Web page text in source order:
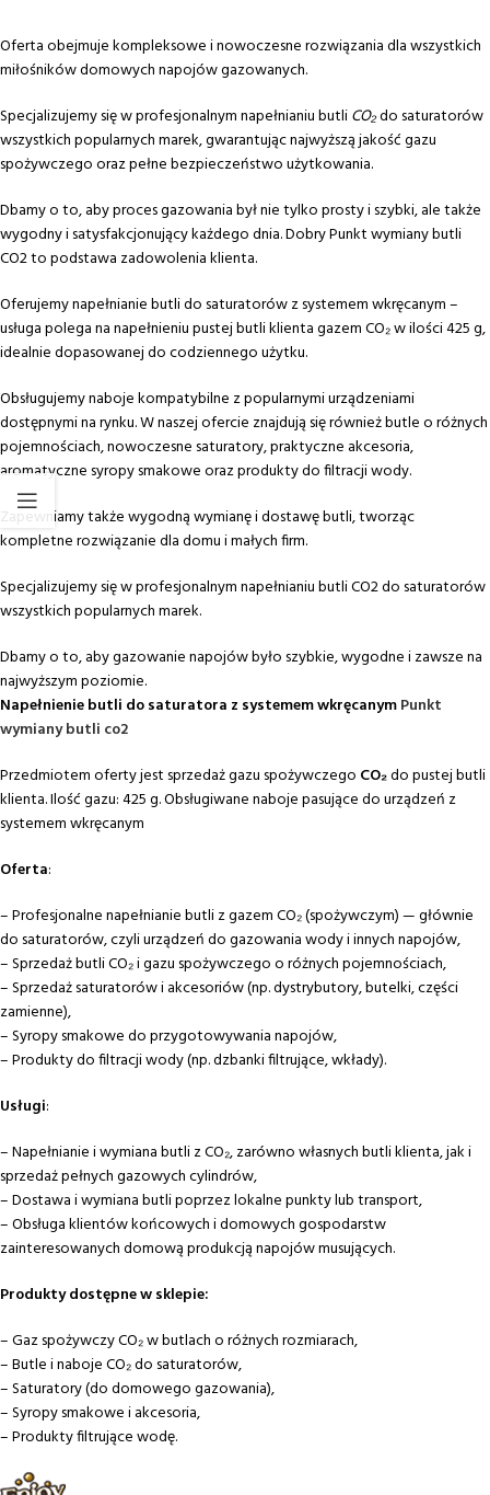
Oferta obejmuje kompleksowe i nowoczesne rozwiązania dla wszystkich
miłośników domowych napojów gazowanych.
Specjalizujemy się w profesjonalnym napełnianiu butliCO₂do saturatorów
wszystkich popularnych marek, gwarantując najwyższą jakość gazu
spożywczego oraz pełne bezpieczeństwo użytkowania.
Dbamy o to, aby proces gazowania był nie tylko prosty i szybki, ale także
wygodny i satysfakcjonujący każdego dnia. Dobry Punkt wymiany butli
CO2 to podstawa zadowolenia klienta.
Oferujemy napełnianie butli do saturatorów z systemem wkręcanym –
usługa polega na napełnieniu pustej butli klienta gazem CO₂ w ilości 425 g,
idealnie dopasowanej do codziennego użytku.
Obsługujemy naboje kompatybilne z popularnymi urządzeniami
dostępnymi na rynku. W naszej ofercie znajdują się również butle o różnych
pojemnościach, nowoczesne saturatory, praktyczne akcesoria,
aromatyczne syropy smakowe oraz produkty do filtracji wody.
Zapewniamy także wygodną wymianę i dostawę butli, tworząc
kompletne rozwiązanie dla domu i małych firm.
Specjalizujemy się w profesjonalnym napełnianiu butli CO2 do saturatorów
wszystkich popularnych marek.
Dbamy o to, aby gazowanie napojów było szybkie, wygodne i zawsze na
najwyższym poziomie.
Napełnienie butli do saturatora z systemem wkręcanymPunkt
wymiany butli co2
Przedmiotem oferty jest sprzedaż gazu spożywczego CO₂do pustej butli
klienta. Ilość gazu: 425 g. Obsługiwane naboje pasujące do urządzeń z
systemem wkręcanym
Oferta:
– Profesjonalne napełnianie butli z gazem CO₂ (spożywczym) — głównie
do saturatorów, czyli urządzeń do gazowania wody i innych napojów,
– Sprzedaż butli CO₂ i gazu spożywczego o różnych pojemnościach,
– Sprzedaż saturatorów i akcesoriów (np. dystrybutory, butelki, części
zamienne),
– Syropy smakowe do przygotowywania napojów,
– Produkty do filtracji wody (np. dzbanki filtrujące, wkłady).
Usługi:
– Napełnianie i wymiana butli z CO₂, zarówno własnych butli klienta, jak i
sprzedaż pełnych gazowych cylindrów,
– Dostawa i wymiana butli poprzez lokalne punkty lub transport,
– Obsługa klientów końcowych i domowych gospodarstw
zainteresowanych domową produkcją napojów musujących.
Produkty dostępne w sklepie:
– Gaz spożywczy CO₂ w butlach o różnych rozmiarach,
– Butle i naboje CO₂ do saturatorów,
– Saturatory (do domowego gazowania),
– Syropy smakowe i akcesoria,
– Produkty filtrujące wodę.